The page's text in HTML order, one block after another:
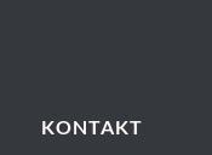
KONTAKT